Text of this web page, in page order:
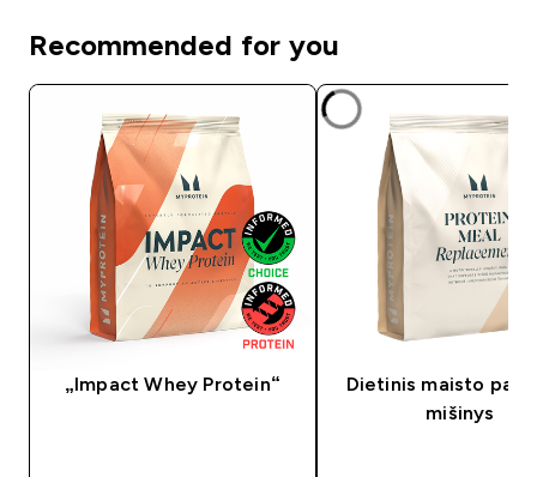
Recommended for you
„Impact Whey Protein“
Dietinis maisto
mišinys